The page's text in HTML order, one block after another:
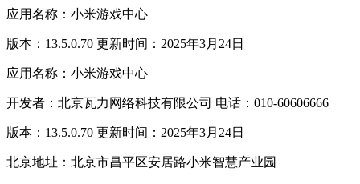
应用名称：小米游戏中心
版本：13.5.0.70 更新时间：2025年3月24日
应用名称：小米游戏中心
开发者：北京瓦力网络科技有限公司 电话：010-60606666
版本：13.5.0.70 更新时间：2025年3月24日
北京地址：北京市昌平区安居路小米智慧产业园